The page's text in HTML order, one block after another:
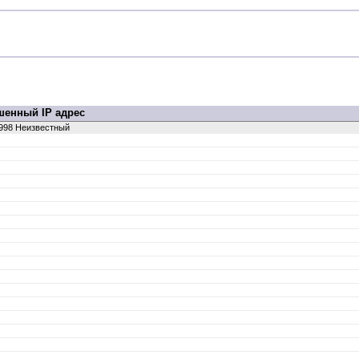
IP адрес
Неизвестный